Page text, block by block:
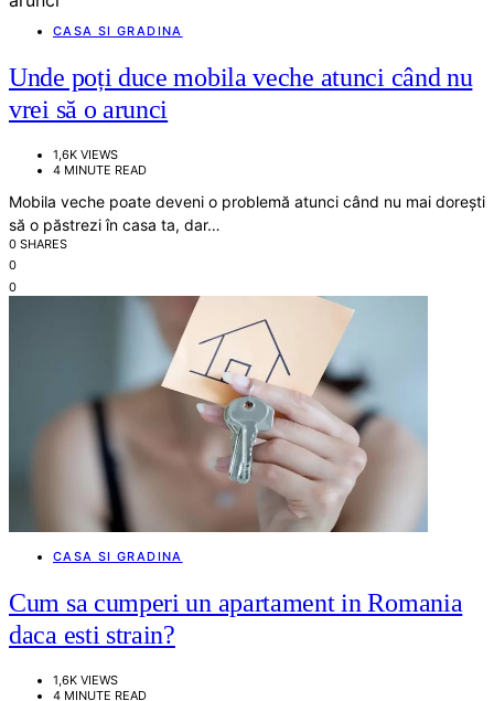
CASA SI GRADINA
Unde poți duce mobila veche atunci când nu
vrei să o arunci
1,6K VIEWS
4 MINUTE READ
Mobila veche poate deveni o problemă atunci când nu mai dorești
să o păstrezi în casa ta, dar…
0 SHARES
0
0
CASA SI GRADINA
Cum sa cumperi un apartament in Romania
daca esti strain?
1,6K VIEWS
4 MINUTE READ